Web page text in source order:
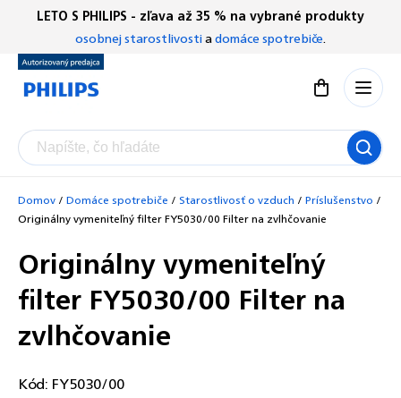
Prejsť
obsah
LETO S PHILIPS - zľava až 35 % na vybrané produkty
osobnej starostlivostiadomáce spotrebiče.
Nákupný
Domov/Domáce spotrebiče /Starostlivosť o vzduch /Príslušenstvo /
Originálny vymeniteľný filter FY5030/00 Filter na zvlhčovanie
Originálny vymeniteľný
filter FY5030/00 Filter na
zvlhčovanie
Kód: FY5030/00
Chatbot Filip
Autorizovaný predajce